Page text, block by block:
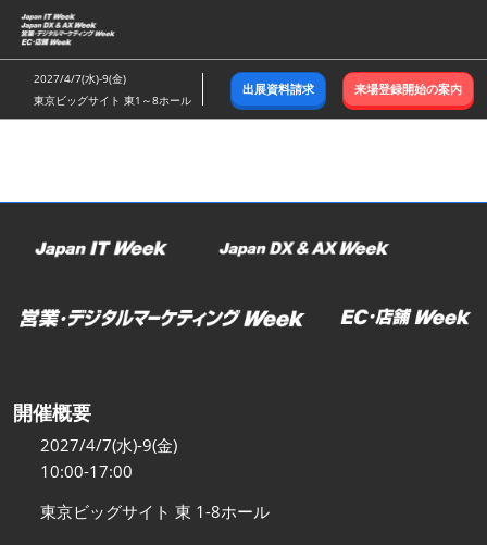
ス
キ
ッ
し
む
2027/4/7(水)-9(金)
東京ビッグサイト 東1～8ホール
出展資料請求 来場登録開始の案内
開催概要
2027/4/7(水)-9(金)
10:00-17:00
東京ビッグサイト 東 1-8ホール